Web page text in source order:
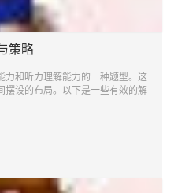
策略
力和听力理解能力的一种题型。这
摆设的布局。以下是一些有效的解